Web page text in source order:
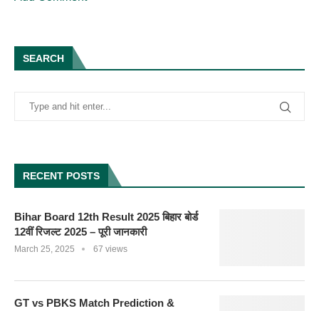
SEARCH
RECENT POSTS
Bihar Board 12th Result 2025 बिहार बोर्ड
12वीं रिजल्ट 2025 – पूरी जानकारी
March 25, 2025 67 views
GT vs PBKS Match Prediction &